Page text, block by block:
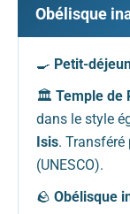
Obélisque
🍳 Petit-
🏛️ Temple de
dans le style
Isis. Transféré
(UNESCO).
🪨 Obélisque